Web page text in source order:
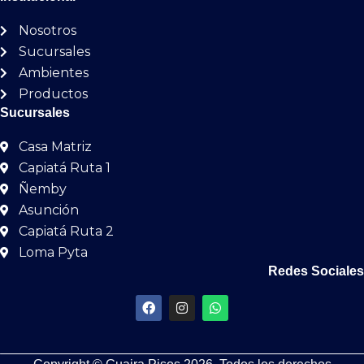
80X80
7.7X24 0
53X106 0
7X25
20X120 0
62.5X62.5 0
45X120
81X81 0
30X120 0
Nosotros
Sucursales
Ambientes
Productos
Sucursales
Casa Matriz
Capiatá Ruta 1
Ñemby
Asunción
Capiatá Ruta 2
Loma Pyta
Redes Sociales
F
a
c
b
I
n
s
a
W
h
a
s